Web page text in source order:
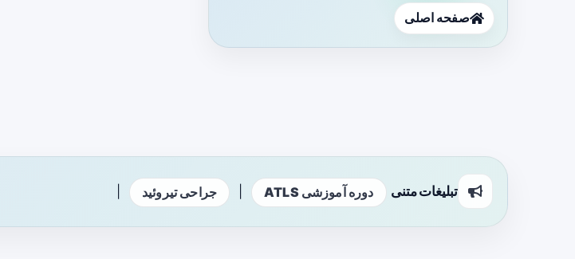
صفحه اصلی
تبلیغات متنی دوره آموزشی ATLS جراحی تیروئید